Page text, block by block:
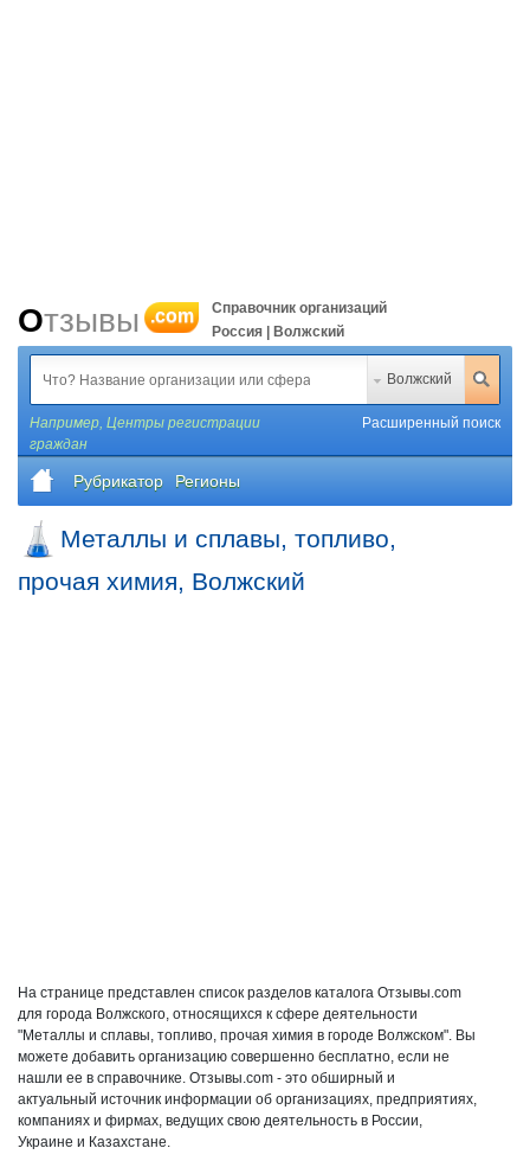
Отзывы .com
Справочник организаций
Россия | Волжский
Волжский
Например, Центры регистрации
граждан
Расширенный поиск
Рубрикатор Регионы
Металлы и сплавы, топливо,
прочая химия, Волжский
На странице представлен список разделов каталога Отзывы.com
для города Волжского, относящихся к сфере деятельности
"Металлы и сплавы, топливо, прочая химия в городе Волжском". Вы
можете добавить организацию совершенно бесплатно, если не
нашли ее в справочнике. Отзывы.com - это обширный и
актуальный источник информации об организациях, предприятиях,
компаниях и фирмах, ведущих свою деятельность в России,
Украине и Казахстане.